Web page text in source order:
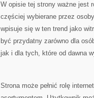
W opisie tej strony ważne jest
częściej wybierane przez
wpisuje się w ten trend jako
być przydatny zarówno dla
jak i dla tych, które od dawna
Strona może pełnić rolę